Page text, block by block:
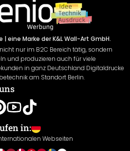
| eine Marke der K&L Wall-Art GmbH.
nur im B2C Bereich tätig, sondern
und produzieren auch für viele
in ganz Deutschland Digitaldrucke
am Standort Berlin.
in:
Webseiten